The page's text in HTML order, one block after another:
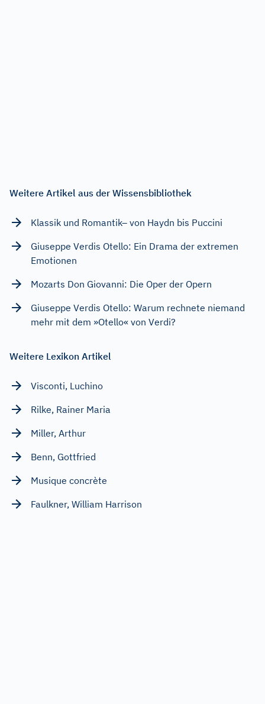
Weitere Artikel aus der Wissensbibliothek
Klassik und Romantik– von Haydn bis Puccini
Giuseppe Verdis Otello: Ein Drama der extremen
Emotionen
Mozarts Don Giovanni: Die Oper der Opern
Giuseppe Verdis Otello: Warum rechnete niemand
mehr mit dem »Otello« von Verdi?
Weitere Lexikon Artikel
Visconti, Luchino
Rilke, Rainer Maria
Miller, Arthur
Benn, Gottfried
Musique concrète
Faulkner, William Harrison